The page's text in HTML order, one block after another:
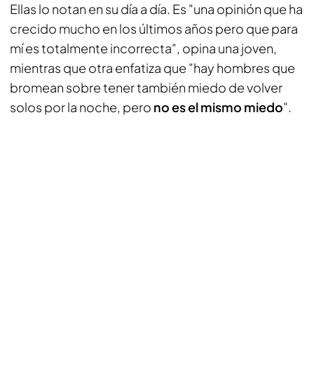
Ellas lo notan en su día a día. Es "una opinión que ha
crecido mucho en los últimos años pero que para
mí es totalmente incorrecta", opina una joven,
mientras que otra enfatiza que "hay hombres que
bromean sobre tener también miedo de volver
solos por la noche, pero no es el mismo miedo".